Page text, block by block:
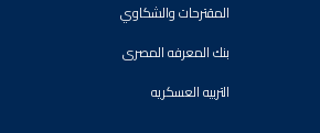
المقترحات والشكاوي
بنك المعرفه المصرى
التربيه العسكريه